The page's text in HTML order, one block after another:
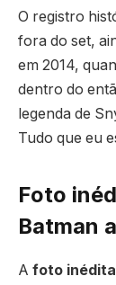
O registro
fora do set,
em 2014,
dentro do
legenda de
Tudo que eu
Foto
Batman
A foto